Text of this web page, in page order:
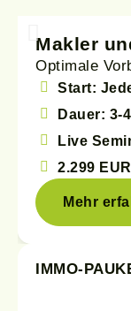
Makler
Optimale
Start:
Dauer: 3-
Live
2.299 EUR
Mehr
IMMO-